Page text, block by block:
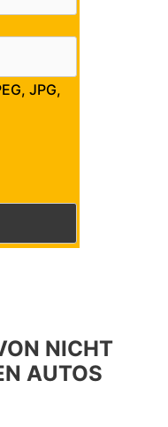
JPG,
leer.
NICHT
AUTOS